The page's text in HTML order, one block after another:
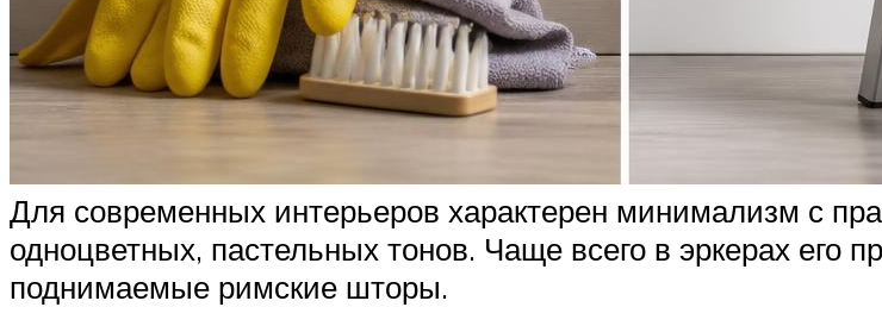
Для современных интерьеров характерен минимализм с
одноцветных, пастельных тонов. Чаще всего в эркерах его
поднимаемые римские шторы.